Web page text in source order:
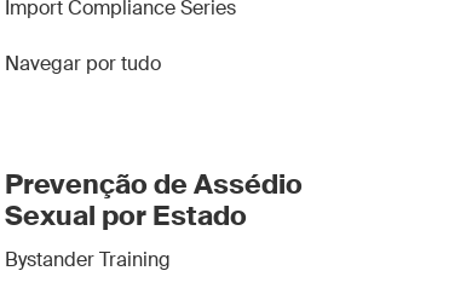
Import Compliance Series
Navegar por tudo
Prevenção de Assédio
Sexual por Estado
Bystander Training